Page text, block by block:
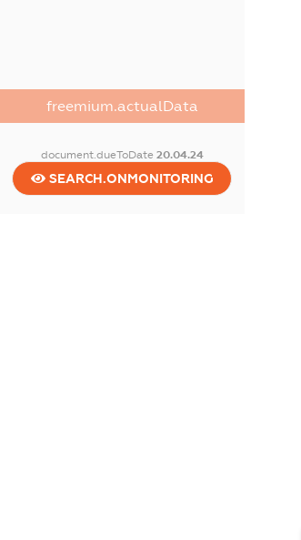
freemium.actualData
document.dueToDate 20.04.24
SEARCH.ONMONITORING